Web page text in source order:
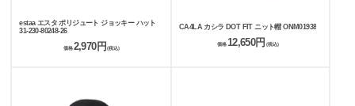
estaa エスタ ポリジュート ジョッキー ハット
31-230-80248-26
価格 2,970円 (税込)
CA4LA カシラ DOT FIT ニット帽 ONM01938
価格 12,650円 (税込)